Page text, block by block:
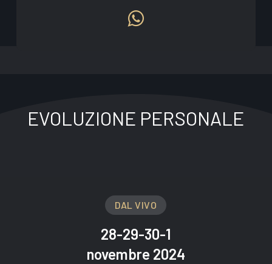
EVOLUZIONE PERSONALE
DAL VIVO
28-29-30-1
novembre 2024